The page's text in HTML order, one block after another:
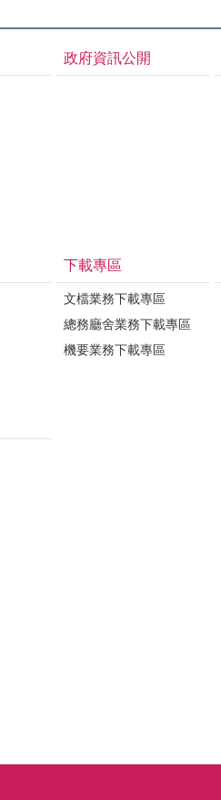
政府資訊公開
下載專區
文檔業務下載專區
總務廳舍業務下載專區
機要業務下載專區